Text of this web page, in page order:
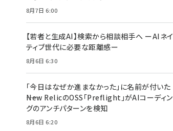
8月7日 6:00
【若者と生成AI】検索から相談相手へ ーAIネイ
ティブ世代に必要な距離感ー
8月6日 6:30
「今日はなぜか進まなかった」に名前が付いた
――New RelicのOSS「Preflight」がAIコーディン
グのアンチパターンを検知
8月6日 6:20